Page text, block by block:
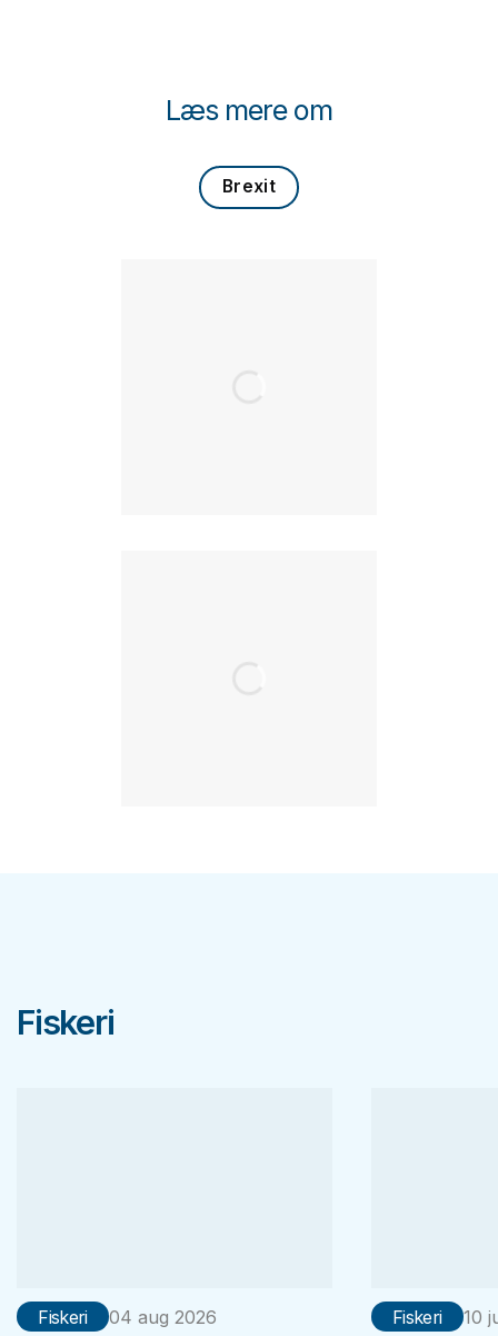
Læs mere om
Brexit
Fiskeri
Fiskeri 04 aug 2026 Fiskeri 10